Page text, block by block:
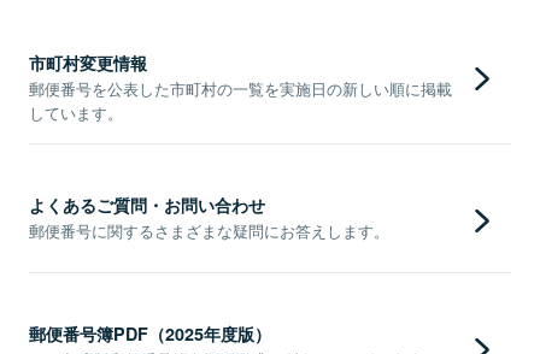
市町村変更情報
郵便番号を公表した市町村の一覧を実施日の新しい順に掲載
しています。
よくあるご質問・お問い合わせ
郵便番号に関するさまざまな疑問にお答えします。
郵便番号簿PDF（2025年度版）